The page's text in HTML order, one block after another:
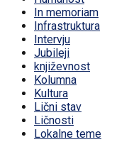
In memoriam
Infrastruktura
Intervju
Jubileji
književnost
Kolumna
Kultura
Lični stav
Ličnosti
Lokalne teme